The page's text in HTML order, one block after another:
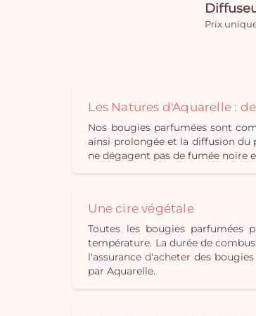
Prix
Les Natures d'Aquarelle :
Nos bougies parfumées sont
ainsi prolongée et la diffusion du
ne dégagent pas de fumée noire
Une cire végétale
Toutes les bougies parfumées
température. La durée de
l'assurance d'acheter des
par Aquarelle.